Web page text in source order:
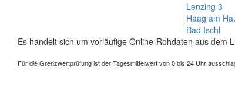
Lenzing 3
Haag am
Bad Ischl
Es handelt sich um vorläufige Online-Rohdaten aus dem
Für die Grenzwertprüfung ist der Tagesmittelwert von 0 bis 24 Uhr